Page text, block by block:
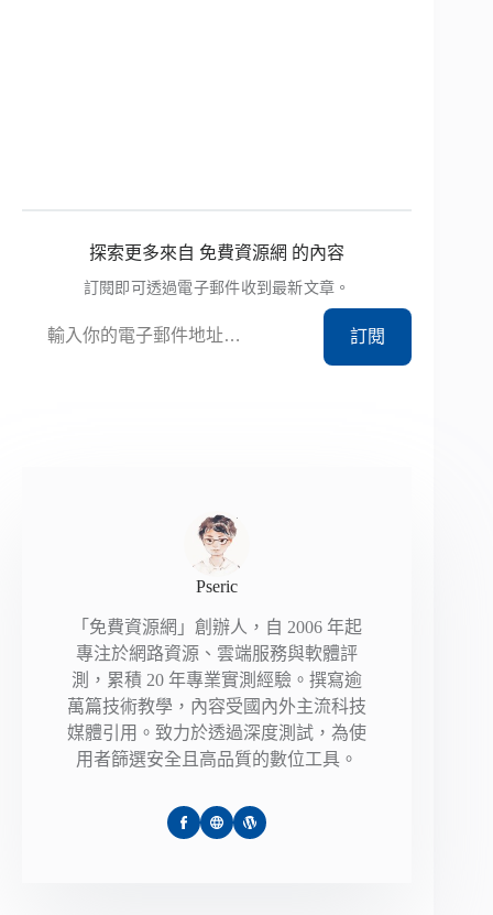
探索更多來自 免費資源網 的內容
訂閱即可透過電子郵件收到最新文章。
訂閱
Pseric
「免費資源網」創辦人，自 2006 年起
專注於網路資源、雲端服務與軟體評
測，累積 20 年專業實測經驗。撰寫逾
萬篇技術教學，內容受國內外主流科技
媒體引用。致力於透過深度測試，為使
用者篩選安全且高品質的數位工具。